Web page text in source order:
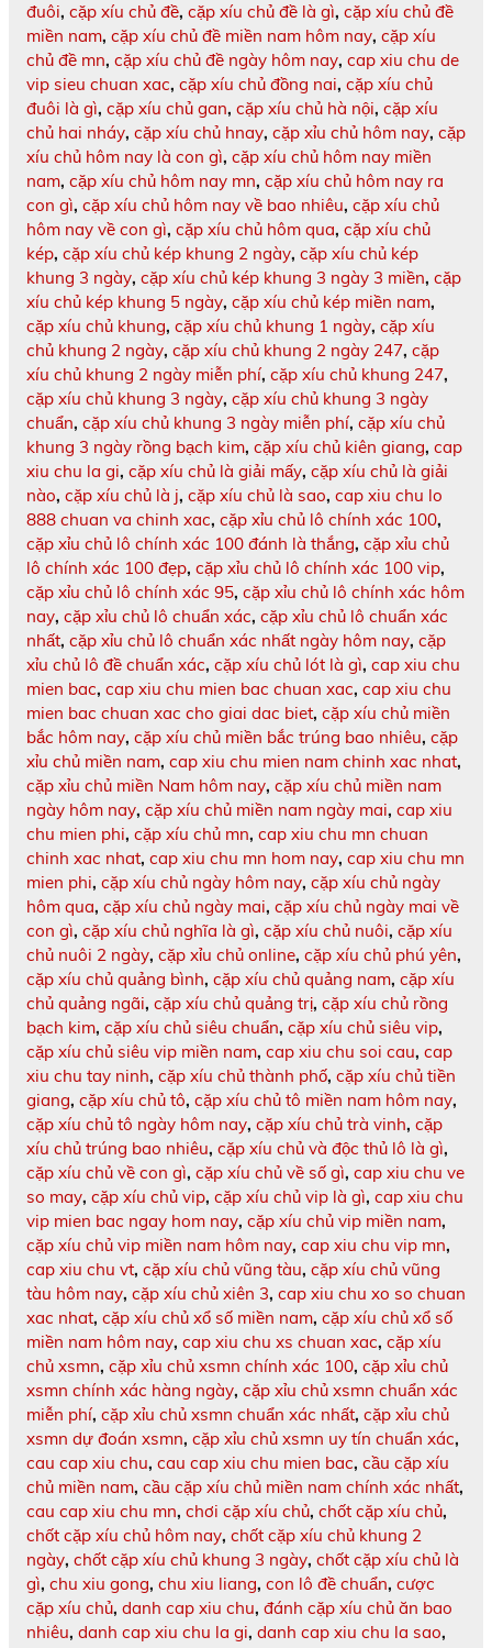
đuôi, cặp xíu chủ đề, cặp xíu chủ đề là gì, cặp xíu chủ đề
miền nam, cặp xíu chủ đề miền nam hôm nay, cặp xíu
chủ đề mn, cặp xíu chủ đề ngày hôm nay, cap xiu chu de
vip sieu chuan xac, cặp xíu chủ đồng nai, cặp xíu chủ
đuôi là gì, cặp xíu chủ gan, cặp xíu chủ hà nội, cặp xíu
chủ hai nháy, cặp xíu chủ hnay, cặp xỉu chủ hôm nay, cặp
xíu chủ hôm nay là con gì, cặp xíu chủ hôm nay miền
nam, cặp xíu chủ hôm nay mn, cặp xíu chủ hôm nay ra
con gì, cặp xíu chủ hôm nay về bao nhiêu, cặp xíu chủ
hôm nay về con gì, cặp xíu chủ hôm qua, cặp xíu chủ
kép, cặp xíu chủ kép khung 2 ngày, cặp xíu chủ kép
khung 3 ngày, cặp xíu chủ kép khung 3 ngày 3 miền, cặp
xíu chủ kép khung 5 ngày, cặp xíu chủ kép miền nam,
cặp xíu chủ khung, cặp xíu chủ khung 1 ngày, cặp xíu
chủ khung 2 ngày, cặp xíu chủ khung 2 ngày 247, cặp
xíu chủ khung 2 ngày miễn phí, cặp xíu chủ khung 247,
cặp xíu chủ khung 3 ngày, cặp xíu chủ khung 3 ngày
chuẩn, cặp xíu chủ khung 3 ngày miễn phí, cặp xíu chủ
khung 3 ngày rồng bạch kim, cặp xíu chủ kiên giang, cap
xiu chu la gi, cặp xíu chủ là giải mấy, cặp xíu chủ là giải
nào, cặp xíu chủ là j, cặp xíu chủ là sao, cap xiu chu lo
888 chuan va chinh xac, cặp xỉu chủ lô chính xác 100,
cặp xỉu chủ lô chính xác 100 đánh là thắng, cặp xỉu chủ
lô chính xác 100 đẹp, cặp xỉu chủ lô chính xác 100 vip,
cặp xỉu chủ lô chính xác 95, cặp xỉu chủ lô chính xác hôm
nay, cặp xỉu chủ lô chuẩn xác, cặp xỉu chủ lô chuẩn xác
nhất, cặp xỉu chủ lô chuẩn xác nhất ngày hôm nay, cặp
xỉu chủ lô đề chuẩn xác, cặp xíu chủ lót là gì, cap xiu chu
mien bac, cap xiu chu mien bac chuan xac, cap xiu chu
mien bac chuan xac cho giai dac biet, cặp xíu chủ miền
bắc hôm nay, cặp xíu chủ miền bắc trúng bao nhiêu, cặp
xỉu chủ miền nam, cap xiu chu mien nam chinh xac nhat,
cặp xỉu chủ miền Nam hôm nay, cặp xíu chủ miền nam
ngày hôm nay, cặp xíu chủ miền nam ngày mai, cap xiu
chu mien phi, cặp xíu chủ mn, cap xiu chu mn chuan
chinh xac nhat, cap xiu chu mn hom nay, cap xiu chu mn
mien phi, cặp xíu chủ ngày hôm nay, cặp xíu chủ ngày
hôm qua, cặp xíu chủ ngày mai, cặp xíu chủ ngày mai về
con gì, cặp xíu chủ nghĩa là gì, cặp xíu chủ nuôi, cặp xíu
chủ nuôi 2 ngày, cặp xỉu chủ online, cặp xíu chủ phú yên,
cặp xíu chủ quảng bình, cặp xíu chủ quảng nam, cặp xíu
chủ quảng ngãi, cặp xíu chủ quảng trị, cặp xíu chủ rồng
bạch kim, cặp xíu chủ siêu chuẩn, cặp xíu chủ siêu vip,
cặp xíu chủ siêu vip miền nam, cap xiu chu soi cau, cap
xiu chu tay ninh, cặp xíu chủ thành phố, cặp xíu chủ tiền
giang, cặp xíu chủ tô, cặp xíu chủ tô miền nam hôm nay,
cặp xíu chủ tô ngày hôm nay, cặp xíu chủ trà vinh, cặp
xíu chủ trúng bao nhiêu, cặp xíu chủ và độc thủ lô là gì,
cặp xíu chủ về con gì, cặp xíu chủ về số gì, cap xiu chu ve
so may, cặp xíu chủ vip, cặp xíu chủ vip là gì, cap xiu chu
vip mien bac ngay hom nay, cặp xíu chủ vip miền nam,
cặp xíu chủ vip miền nam hôm nay, cap xiu chu vip mn,
cap xiu chu vt, cặp xíu chủ vũng tàu, cặp xíu chủ vũng
tàu hôm nay, cặp xíu chủ xiên 3, cap xiu chu xo so chuan
xac nhat, cặp xíu chủ xổ số miền nam, cặp xíu chủ xổ số
miền nam hôm nay, cap xiu chu xs chuan xac, cặp xíu
chủ xsmn, cặp xỉu chủ xsmn chính xác 100, cặp xỉu chủ
xsmn chính xác hàng ngày, cặp xỉu chủ xsmn chuẩn xác
miễn phí, cặp xỉu chủ xsmn chuẩn xác nhất, cặp xỉu chủ
xsmn dự đoán xsmn, cặp xỉu chủ xsmn uy tín chuẩn xác,
cau cap xiu chu, cau cap xiu chu mien bac, cầu cặp xíu
chủ miền nam, cầu cặp xíu chủ miền nam chính xác nhất,
cau cap xiu chu mn, chơi cặp xíu chủ, chốt cặp xíu chủ,
chốt cặp xíu chủ hôm nay, chốt cặp xíu chủ khung 2
ngày, chốt cặp xíu chủ khung 3 ngày, chốt cặp xíu chủ là
gì, chu xiu gong, chu xiu liang, con lô đề chuẩn, cược
cặp xíu chủ, danh cap xiu chu, đánh cặp xíu chủ ăn bao
nhiêu, danh cap xiu chu la gi, danh cap xiu chu la sao,